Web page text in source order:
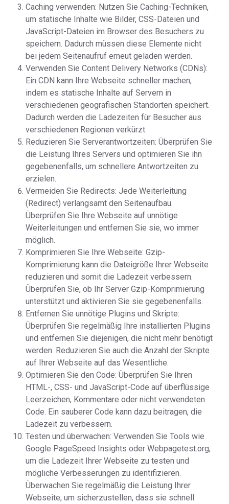
Caching verwenden: Nutzen Sie Caching-Techniken,
um statische Inhalte wie Bilder, CSS-Dateien und
JavaScript-Dateien im Browser des Besuchers zu
speichern. Dadurch müssen diese Elemente nicht
bei jedem Seitenaufruf erneut geladen werden.
Verwenden Sie Content Delivery Networks (CDNs):
Ein CDN kann Ihre Webseite schneller machen,
indem es statische Inhalte auf Servern in
verschiedenen geografischen Standorten speichert.
Dadurch werden die Ladezeiten für Besucher aus
verschiedenen Regionen verkürzt.
Reduzieren Sie Serverantwortzeiten: Überprüfen Sie
die Leistung Ihres Servers und optimieren Sie ihn
gegebenenfalls, um schnellere Antwortzeiten zu
erzielen.
Vermeiden Sie Redirects: Jede Weiterleitung
(Redirect) verlangsamt den Seitenaufbau.
Überprüfen Sie Ihre Webseite auf unnötige
Weiterleitungen und entfernen Sie sie, wo immer
möglich.
Komprimieren Sie Ihre Webseite: Gzip-
Komprimierung kann die Dateigröße Ihrer Webseite
reduzieren und somit die Ladezeit verbessern.
Überprüfen Sie, ob Ihr Server Gzip-Komprimierung
unterstützt und aktivieren Sie sie gegebenenfalls.
Entfernen Sie unnötige Plugins und Skripte:
Überprüfen Sie regelmäßig Ihre installierten Plugins
und entfernen Sie diejenigen, die nicht mehr benötigt
werden. Reduzieren Sie auch die Anzahl der Skripte
auf Ihrer Webseite auf das Wesentliche.
Optimieren Sie den Code: Überprüfen Sie Ihren
HTML-, CSS- und JavaScript-Code auf überflüssige
Leerzeichen, Kommentare oder nicht verwendeten
Code. Ein sauberer Code kann dazu beitragen, die
Ladezeit zu verbessern.
Testen und überwachen: Verwenden Sie Tools wie
Google PageSpeed Insights oder Webpagetest.org,
um die Ladezeit Ihrer Webseite zu testen und
mögliche Verbesserungen zu identifizieren.
Überwachen Sie regelmäßig die Leistung Ihrer
Webseite, um sicherzustellen, dass sie schnell